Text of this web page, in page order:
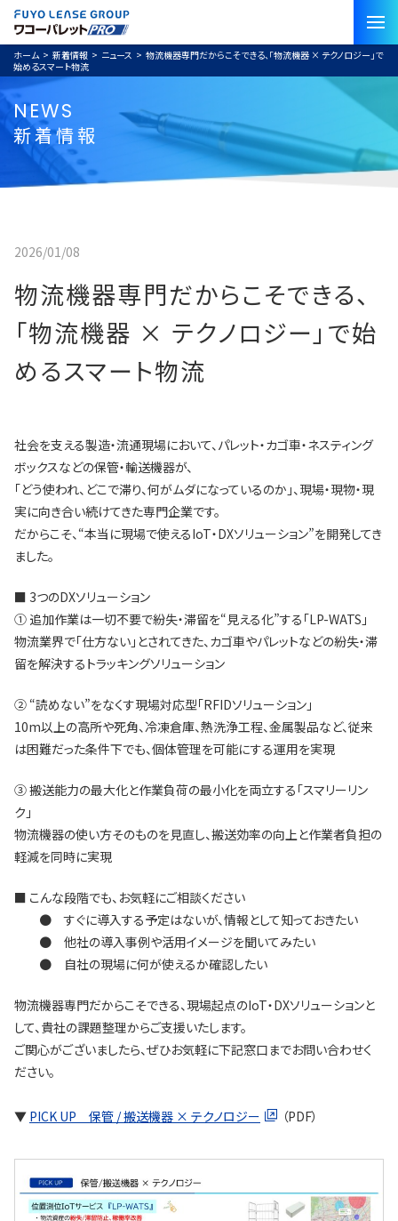
ホーム> 新着情報 > ニュース > 物流機器専門だからこそできる、「物流機器 × テクノロジー」で
始めるスマート物流
NEWS
新着情報
2026/01/08
物流機器専門だからこそできる、
「物流機器 × テクノロジー」で始
めるスマート物流
社会を支える製造・流通現場において、パレット・カゴ車・ネスティング
ボックスなどの保管・輸送機器が、
「どう使われ、どこで滞り、何がムダになっているのか」、現場・現物・現
実に向き合い続けてきた専門企業です。
だからこそ、“本当に現場で使えるIoT・DXソリューション”を開発してき
ました。
■ 3つのDXソリューション
① 追加作業は一切不要で紛失・滞留を“見える化”する「LP-WATS」
物流業界で「仕方ない」とされてきた、カゴ車やパレットなどの紛失・滞
留を解決するトラッキングソリューション
② “読めない”をなくす現場対応型「RFIDソリューション」
10m以上の高所や死角、冷凍倉庫、熱洗浄工程、金属製品など、従来
は困難だった条件下でも、個体管理を可能にする運用を実現
③ 搬送能力の最大化と作業負荷の最小化を両立する「スマリーリン
ク」
物流機器の使い方そのものを見直し、搬送効率の向上と作業者負担の
軽減を同時に実現
■ こんな段階でも、お気軽にご相談ください
● すぐに導入する予定はないが、情報として知っておきたい
● 他社の導入事例や活用イメージを聞いてみたい
● 自社の現場に何が使えるか確認したい
物流機器専門だからこそできる、現場起点のIoT・DXソリューションと
して、貴社の課題整理からご支援いたします。
ご関心がございましたら、ぜひお気軽に下記窓口までお問い合わせく
ださい。
▼ PICK UP 保管 / 搬送機器 × テクノロジー （PDF）